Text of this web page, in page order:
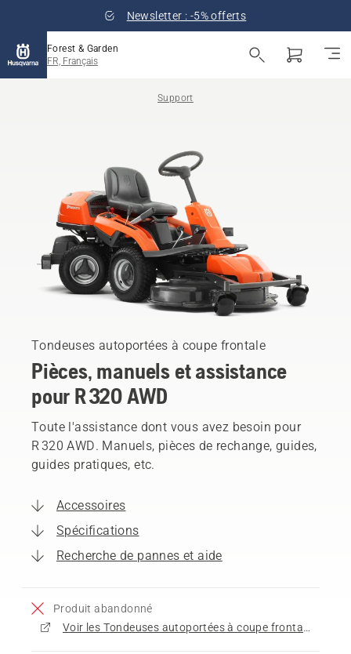
Newsletter : -5% offerts
Forest & Garden
FR, Français
Support
Tondeuses autoportées à coupe frontale
Pièces, manuels et assistance
pour R 320 AWD
Toute l'assistance dont vous avez besoin pour
R 320 AWD. Manuels, pièces de rechange, guides,
guides pratiques, etc.
Accessoires
Spécifications
Recherche de pannes et aide
Produit abandonné
Voir les Tondeuses autoportées à coupe frontale disponibles à l'achat